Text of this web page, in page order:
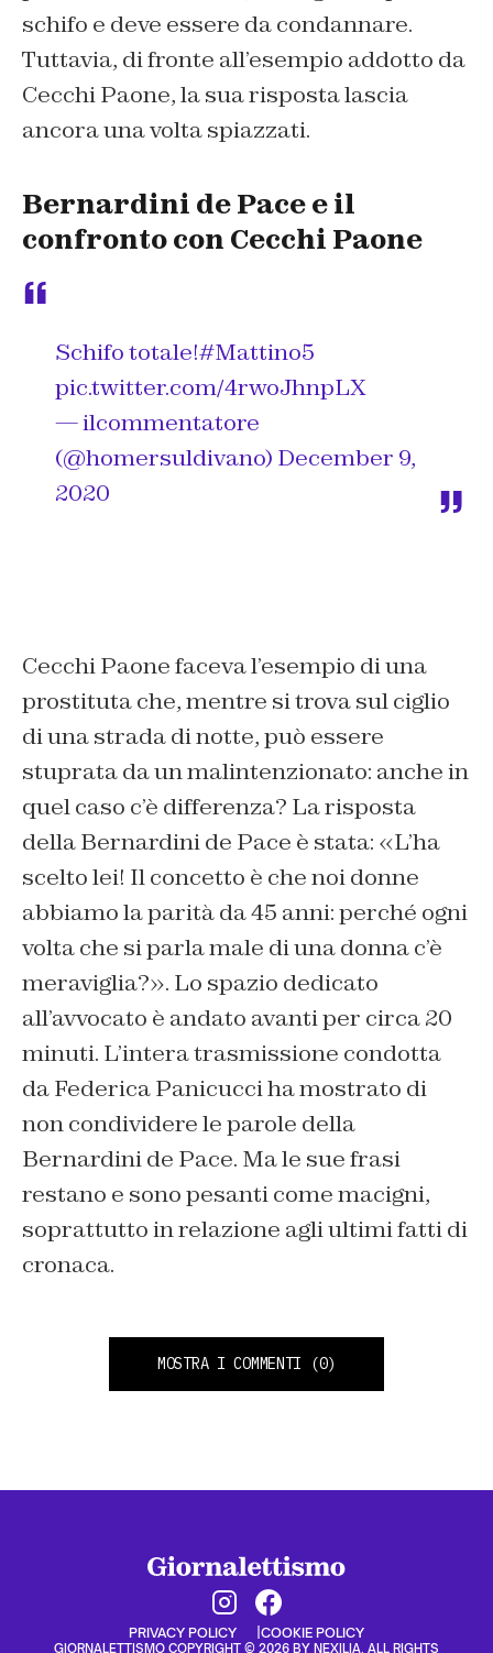
schifo e deve essere da condannare.
Tuttavia, di fronte all’esempio addotto da
Cecchi Paone, la sua risposta lascia
ancora una volta spiazzati.
Bernardini de Pace e il
confronto con Cecchi Paone
Schifo totale!#Mattino5
pic.twitter.com/4rwoJhnpLX
— ilcommentatore
(@homersuldivano) December 9,
2020
Cecchi Paone faceva l’esempio di una
prostituta che, mentre si trova sul ciglio
di una strada di notte, può essere
stuprata da un malintenzionato: anche in
quel caso c’è differenza? La risposta
della Bernardini de Pace è stata: «L’ha
scelto lei! Il concetto è che noi donne
abbiamo la parità da 45 anni: perché ogni
volta che si parla male di una donna c’è
meraviglia?». Lo spazio dedicato
all’avvocato è andato avanti per circa 20
minuti. L’intera trasmissione condotta
da Federica Panicucci ha mostrato di
non condividere le parole della
Bernardini de Pace. Ma le sue frasi
restano e sono pesanti come macigni,
soprattutto in relazione agli ultimi fatti di
cronaca.
MOSTRA I COMMENTI (0)
PRIVACY POLICY COOKIE POLICY
GIORNALETTISMO COPYRIGHT © 2026 BY NEXILIA. ALL RIGHTS